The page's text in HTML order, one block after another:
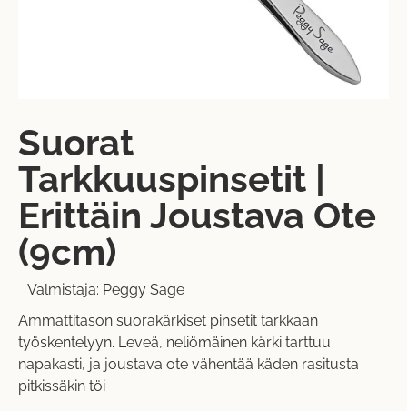
Suorat
Tarkkuuspinsetit |
Erittäin Joustava Ote
(9cm)
Valmistaja: Peggy Sage
Ammattitason suorakärkiset pinsetit tarkkaan
työskentelyyn. Leveä, neliömäinen kärki tarttuu
napakasti, ja joustava ote vähentää käden rasitusta
pitkissäkin töi